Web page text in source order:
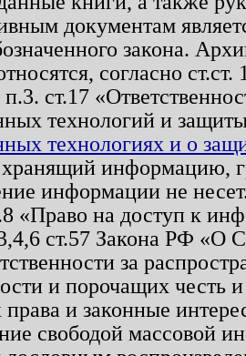
документам
закона.
согласно
ст.17
технологий и
технологиях и о
информацию,
информации не
«Право на доступ к
ст.57 Закона РФ «О
за
и порочащих честь
и законные
свободой массовой